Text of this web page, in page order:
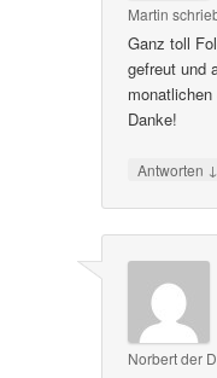
Martin
Ganz toll
gefreut und
Danke!
Antworten ↓
Norbert der